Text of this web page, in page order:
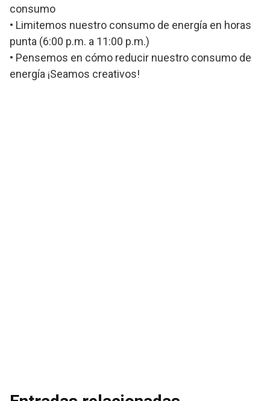
consumo
• Limitemos nuestro consumo de energía en horas
punta (6:00 p.m. a 11:00 p.m.)
• Pensemos en cómo reducir nuestro consumo de
energía ¡Seamos creativos!